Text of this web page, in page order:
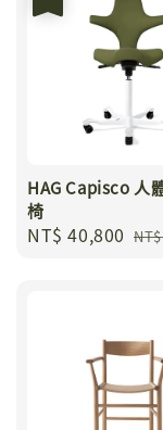
HAG Capisco 人
椅
Sale
NT$ 40,800